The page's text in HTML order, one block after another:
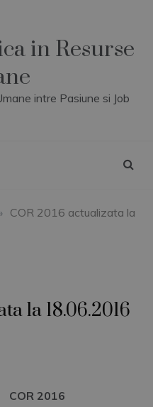
in Resurse
intre Pasiune si Job
COR 2016 actualizata la
la 18.06.2016
COR 2016